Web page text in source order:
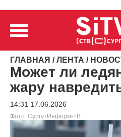
ГЛАВНАЯ /ЛЕНТА /
Может ли
жару
14:31 17.06.2026
Фото: СургутИнформ-ТВ